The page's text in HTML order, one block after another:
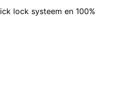
lock systeem en 100%